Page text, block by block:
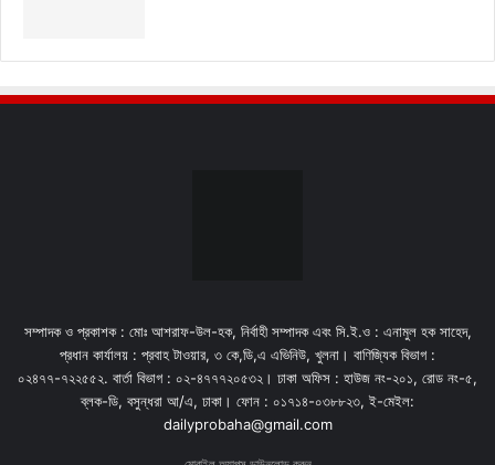
সম্পাদক ও প্রকাশক : মোঃ আশরাফ-উল-হক, নির্বাহী সম্পাদক এবং সি.ই.ও : এনামুল হক সাহেদ,
প্রধান কার্যালয় : প্রবাহ টাওয়ার, ৩ কে,ডি,এ এভিনিউ, খুলনা। বাণিজ্যিক বিভাগ :
০২৪৭৭-৭২২৫৫২. বার্তা বিভাগ : ০২-৪৭৭৭২০৫৩২। ঢাকা অফিস : হাউজ নং-২০১, রোড নং-৫,
ব্লক-ডি, বসুন্ধরা আ/এ, ঢাকা। ফোন : ০১৭১৪-০৩৮৮২৩, ই-মেইল:
dailyprobaha@gmail.com